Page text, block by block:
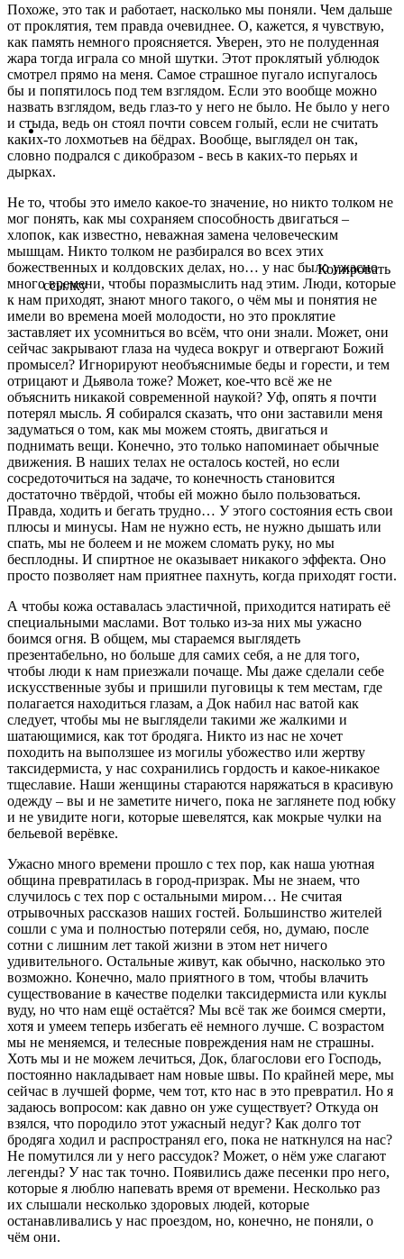
Похоже, это так и работает, насколько мы поняли. Чем дальше
от проклятия, тем правда очевиднее. О, кажется, я чувствую,
как память немного проясняется. Уверен, это не полуденная
жара тогда играла со мной шутки. Этот проклятый ублюдок
смотрел прямо на меня. Самое страшное пугало испугалось
бы и попятилось под тем взглядом. Если это вообще можно
назвать взглядом, ведь глаз-то у него не было. Не было у него
и стыда, ведь он стоял почти совсем голый, если не считать
каких-то лохмотьев на бёдрах. Вообще, выглядел он так,
словно подрался с дикобразом ‑ весь в каких-то перьях и
дырках.
Не то, чтобы это имело какое-то значение, но никто толком не
мог понять, как мы сохраняем способность двигаться –
хлопок, как известно, неважная замена человеческим
мышцам. Никто толком не разбирался во всех этих
божественных и колдовских делах, но… у нас было ужасно
много времени, чтобы поразмыслить над этим. Люди, которые
к нам приходят, знают много такого, о чём мы и понятия не
имели во времена моей молодости, но это проклятие
заставляет их усомниться во всём, что они знали. Может, они
сейчас закрывают глаза на чудеса вокруг и отвергают Божий
промысел? Игнорируют необъяснимые беды и горести, и тем
отрицают и Дьявола тоже? Может, кое-что всё же не
объяснить никакой современной наукой? Уф, опять я почти
потерял мысль. Я собирался сказать, что они заставили меня
задуматься о том, как мы можем стоять, двигаться и
поднимать вещи. Конечно, это только напоминает обычные
движения. В наших телах не осталось костей, но если
сосредоточиться на задаче, то конечность становится
достаточно твёрдой, чтобы ей можно было пользоваться.
Правда, ходить и бегать трудно… У этого состояния есть свои
плюсы и минусы. Нам не нужно есть, не нужно дышать или
спать, мы не болеем и не можем сломать руку, но мы
бесплодны. И спиртное не оказывает никакого эффекта. Оно
просто позволяет нам приятнее пахнуть, когда приходят гости.
А чтобы кожа оставалась эластичной, приходится натирать её
специальными маслами. Вот только из-за них мы ужасно
боимся огня. В общем, мы стараемся выглядеть
презентабельно, но больше для самих себя, а не для того,
чтобы люди к нам приезжали почаще. Мы даже сделали себе
искусственные зубы и пришили пуговицы к тем местам, где
полагается находиться глазам, а Док набил нас ватой как
следует, чтобы мы не выглядели такими же жалкими и
шатающимися, как тот бродяга. Никто из нас не хочет
походить на выползшее из могилы убожество или жертву
таксидермиста, у нас сохранились гордость и какое-никакое
тщеславие. Наши женщины стараются наряжаться в красивую
одежду – вы и не заметите ничего, пока не заглянете под юбку
и не увидите ноги, которые шевелятся, как мокрые чулки на
бельевой верёвке.
Ужасно много времени прошло с тех пор, как наша уютная
община превратилась в город-призрак. Мы не знаем, что
случилось с тех пор с остальными миром… Не считая
отрывочных рассказов наших гостей. Большинство жителей
сошли с ума и полностью потеряли себя, но, думаю, после
сотни с лишним лет такой жизни в этом нет ничего
удивительного. Остальные живут, как обычно, насколько это
возможно. Конечно, мало приятного в том, чтобы влачить
существование в качестве поделки таксидермиста или куклы
вуду, но что нам ещё остаётся? Мы всё так же боимся смерти,
хотя и умеем теперь избегать её немного лучше. С возрастом
мы не меняемся, и телесные повреждения нам не страшны.
Хоть мы и не можем лечиться, Док, благослови его Господь,
постоянно накладывает нам новые швы. По крайней мере, мы
сейчас в лучшей форме, чем тот, кто нас в это превратил. Но я
задаюсь вопросом: как давно он уже существует? Откуда он
взялся, что породило этот ужасный недуг? Как долго тот
бродяга ходил и распространял его, пока не наткнулся на нас?
Не помутился ли у него рассудок? Может, о нём уже слагают
легенды? У нас так точно. Появились даже песенки про него,
которые я люблю напевать время от времени. Несколько раз
их слышали несколько здоровых людей, которые
останавливались у нас проездом, но, конечно, не поняли, о
чём они.
Копировать
ссылку